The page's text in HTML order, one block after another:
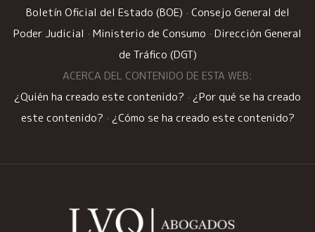
Boletín Oficial del Estado (BOE) · Consejo General del
Poder Judicial · Ministerio de Consumo · Dirección General
de Tráfico (DGT)
ACERCA DEL CONTENIDO DE ESTA WEB:
¿Quién ha creado este contenido? · ¿Por qué se ha creado
este contenido? · ¿Cómo se ha creado este contenido?